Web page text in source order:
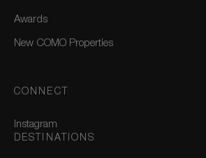
Awards
New COMO Properties
CONNECT
Instagram
DESTINATIONS